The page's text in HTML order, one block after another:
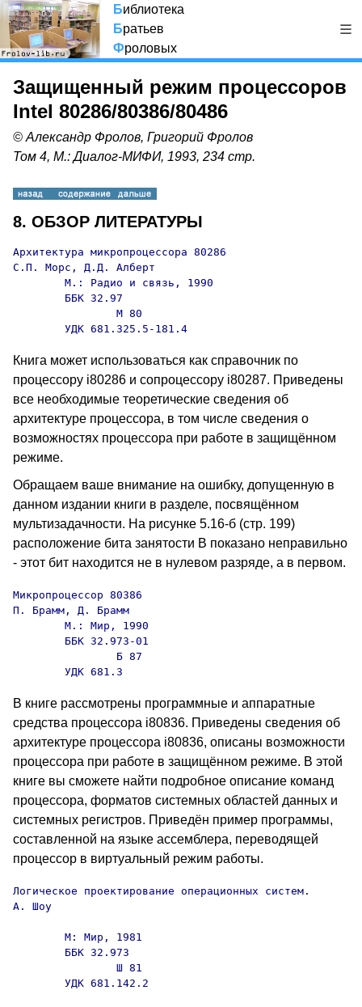
Библиотека
Братьев
Фроловых
Защищенный режим процессоров
Intel 80286/80386/80486
© Александр Фролов, Григорий Фролов
Том 4, М.: Диалог-МИФИ, 1993, 234 стр.
8. ОБЗОР ЛИТЕРАТУРЫ
Архитектура микропроцессора 80286
С.П. Морс, Д.Д. Алберт
        М.: Радио и связь, 1990
        ББК 32.97
                М 80
        УДК 681.325.5-181.4
Книга может использоваться как справочник по
процессору i80286 и сопроцессору i80287. Приведены
все необходимые теоретические сведения об
архитектуре процессора, в том числе сведения о
возможностях процессора при работе в защищённом
режиме.
Обращаем ваше внимание на ошибку, допущенную в
данном издании книги в разделе, посвящённом
мультизадачности. На рисунке 5.16-б (стр. 199)
расположение бита занятости B показано неправильно
- этот бит находится не в нулевом разряде, а в первом.
Микропроцессор 80386
П. Брамм, Д. Брамм
        М.: Мир, 1990
        ББК 32.973-01
                Б 87
        УДК 681.3
В книге рассмотрены программные и аппаратные
средства процессора i80836. Приведены сведения об
архитектуре процессора i80836, описаны возможности
процессора при работе в защищённом режиме. В этой
книге вы сможете найти подробное описание команд
процессора, форматов системных областей данных и
системных регистров. Приведён пример программы,
составленной на языке ассемблера, переводящей
процессор в виртуальный режим работы.
Логическое проектирование операционных систем.
А. Шоу
        М: Мир, 1981
        ББК 32.973
                Ш 81
        УДК 681.142.2